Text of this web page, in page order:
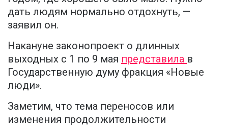
дать людям нормально отдохнуть, —
заявил он.
Накануне законопроект о длинных
выходных с 1 по 9 мая представила в
Государственную думу фракция «Новые
люди».
Заметим, что тема переносов или
изменения продолжительности